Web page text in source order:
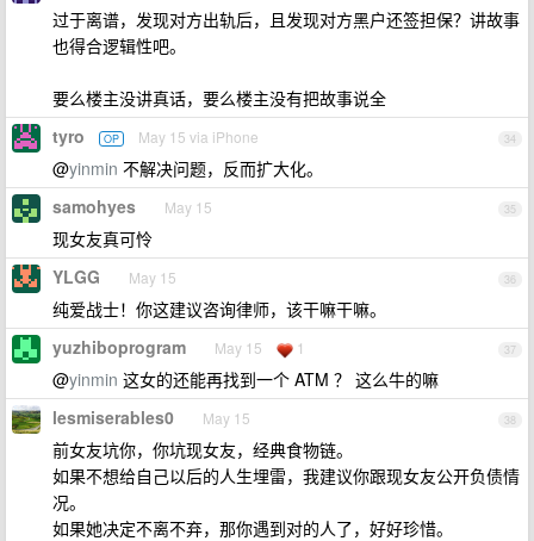
过于离谱，发现对方出轨后，且发现对方黑户还签担保？讲故事
也得合逻辑性吧。
要么楼主没讲真话，要么楼主没有把故事说全
34
tyro OP May 15 via iPhone
@yinmin 不解决问题，反而扩大化。
35
samohyes May 15
现女友真可怜
36
YLGG May 15
纯爱战士！你这建议咨询律师，该干嘛干嘛。
37
yuzhiboprogram May 15 1
@yinmin 这女的还能再找到一个 ATM ？ 这么牛的嘛
38
lesmiserables0 May 15
前女友坑你，你坑现女友，经典食物链。
如果不想给自己以后的人生埋雷，我建议你跟现女友公开负债情
况。
如果她决定不离不弃，那你遇到对的人了，好好珍惜。